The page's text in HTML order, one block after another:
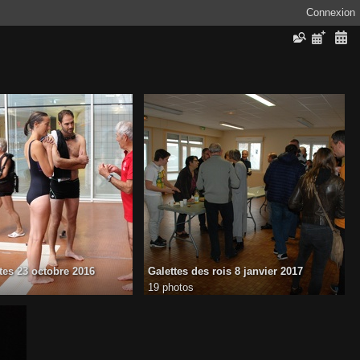
Connexion
23 octobre 2016
Galettes des rois 8 janvier 2017
19 photos